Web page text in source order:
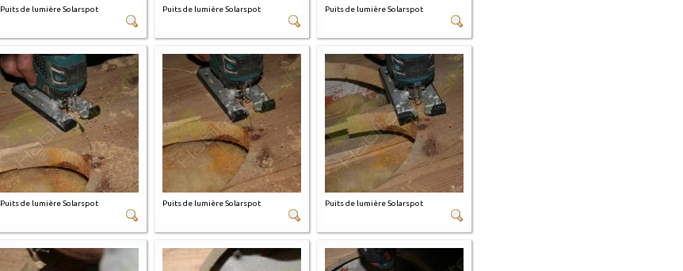
Puits de lumière Solarspot Puits de lumière Solarspot Puits de lumière Solarspot
Puits de lumière Solarspot Puits de lumière Solarspot Puits de lumière Solarspot